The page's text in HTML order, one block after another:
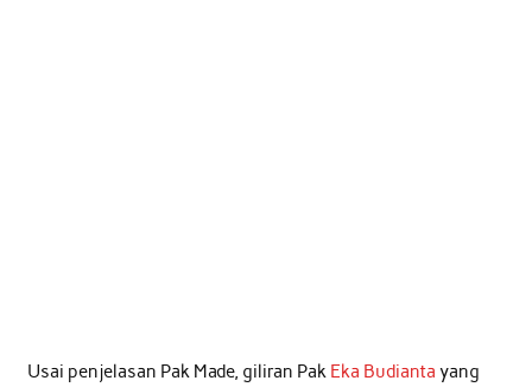
Usai penjelasan Pak Made, giliran Pak Eka Budianta yang